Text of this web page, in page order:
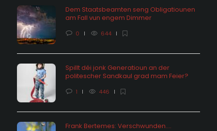
Dem Staatsbeamten seng Obligatiounen
am Fall vun engem Dimmer
0 644
Spillt déi jonk Generatioun an der
politescher Sandkaul grad mam Feier?
1 446
Frank Bertemes: Verschwunden….